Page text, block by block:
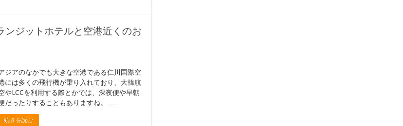
ジットホテルと空港近くのお
ジアのなかでも大きな空港である仁川国際空
には多くの飛行機が乗り入れており、大韓航
やLCCを利用する際とかでは、深夜便や早朝
だったりすることもありますね。 …
続きを読む